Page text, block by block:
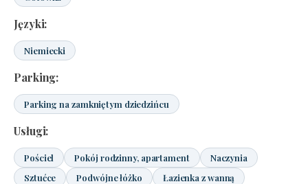
Języki:
Niemiecki
Parking:
Parking na zamkniętym dziedzińcu
Usługi:
Pościel Pokój rodzinny, apartament
Naczynia
Sztućce
Podwójne łóżko
Łazienka z wanną